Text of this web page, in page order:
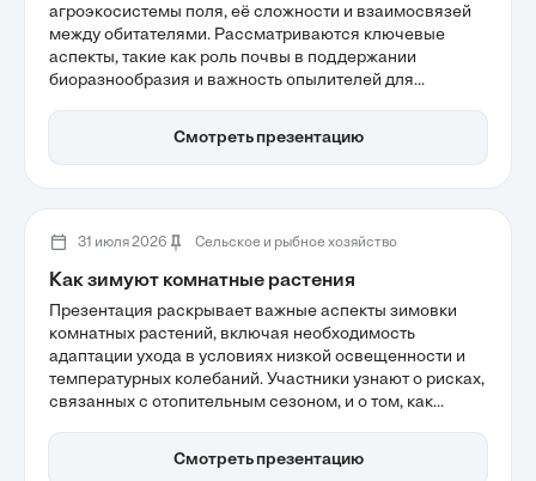
агроэкосистемы поля, её сложности и взаимосвязей
между обитателями. Рассматриваются ключевые
аспекты, такие как роль почвы в поддержании
биоразнообразия и важность опылителей для
экосистемными услугами, которые помогут
обеспечить устойчивость сельского хозяйства в
Смотреть презентацию
31 июля 2026 Сельское и рыбное хозяйство
Как зимуют комнатные растения
Презентация раскрывает важные аспекты зимовки
комнатных растений, включая необходимость
адаптации ухода в условиях низкой освещенности и
температурных колебаний. Участники узнают о рисках,
связанных с отопительным сезоном, и о том, как
обсуждаются стратегии полива и оптимизация
светового режима для успешной зимовки.
Смотреть презентацию